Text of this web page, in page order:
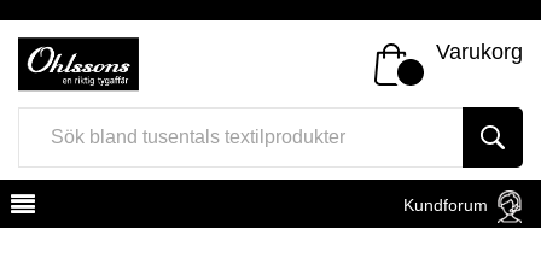
Varukorg
Kundforum